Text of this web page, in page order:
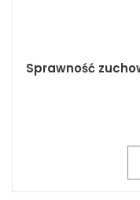
Sprawność